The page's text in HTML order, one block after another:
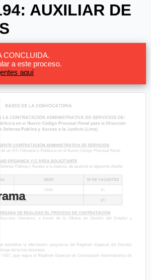
AUXILIAR DE
CONCLUIDA.
a este proceso.
aquí